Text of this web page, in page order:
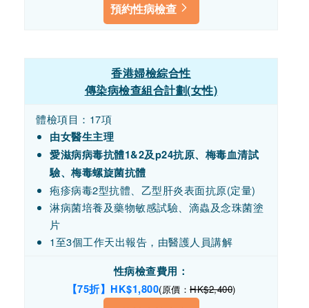
預約性病檢查
香港婦檢綜合性
傳染病檢查組合計劃(女性)
體檢項目：17項
由女醫生主理
愛滋病病毒抗體1&2及p24抗原、梅毒血清試
驗、梅毒螺旋菌抗體
疱疹病毒2型抗體、乙型肝炎表面抗原(定量)
淋病菌培養及藥物敏感試驗、滴蟲及念珠菌塗
片
1至3個工作天出報告，由醫護人員講解
性病檢查費用：
【75折】HK$1,800(原價： HK$2,400)